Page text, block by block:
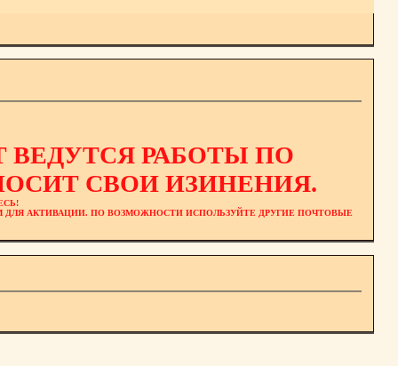
РАБОТЫ ПО
СВОИ ИЗИНЕНИЯ.
ДЛЯ АКТИВАЦИИ. ПО ВОЗМОЖНОСТИ ИСПОЛЬЗУЙТЕ ДРУГИЕ ПОЧТОВЫЕ